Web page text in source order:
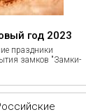
год 2023
праздники
замков "Замки-